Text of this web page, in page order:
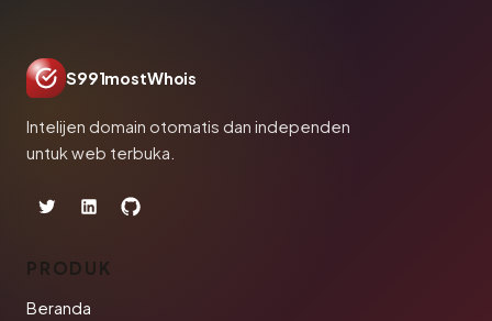
S991mostWhois
Intelijen domain otomatis dan independen
untuk web terbuka.
PRODUK
Beranda